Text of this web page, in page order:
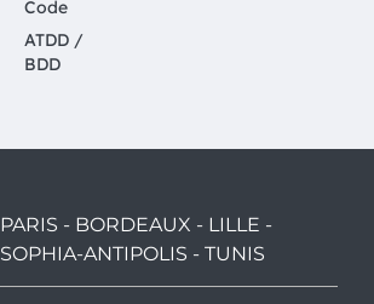
Code
ATDD /
BDD
PARIS - BORDEAUX - LILLE -
SOPHIA-ANTIPOLIS - TUNIS